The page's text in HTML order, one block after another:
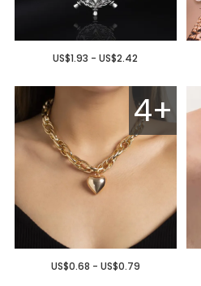
US$1.93 - US$2.42
4+
US$0.68 - US$0.79